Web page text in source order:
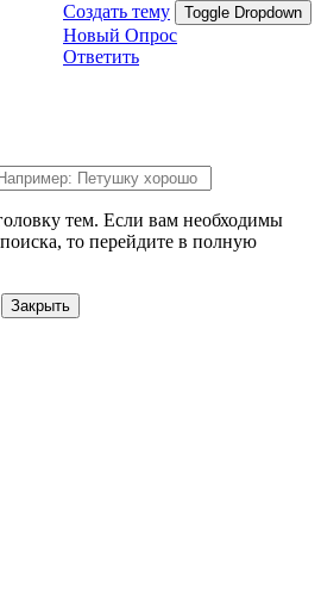
Создать тему Toggle Dropdown
Новый Опрос
Ответить
тем. Если вам необходимы
то перейдите в полную
Закрыть